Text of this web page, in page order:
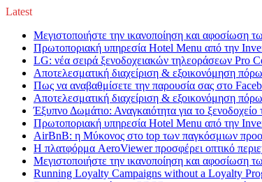
Latest
Μεγιστοποιήστε την ικανοποίηση και αφοσίωση
Πρωτοποριακή υπηρεσία Hotel Menu από την
LG: νέα σειρά ξενοδοχειακών τηλεοράσεων Pro
Αποτελεσματική διαχείριση & εξοικονόμηση
Πως να αναβαθμίσετε την παρουσία σας στο
Αποτελεσματική διαχείριση & εξοικονόμηση
Έξυπνο Δωμάτιο: Αναγκαιότητα για το ξενοδοχείο
Πρωτοποριακή υπηρεσία Hotel Menu από την
AirBnB: η Μύκονος στο top των παγκόσμιων
Η πλατφόρμα AeroViewer προσφέρει οπτικό
Μεγιστοποιήστε την ικανοποίηση και αφοσίωση
Running Loyalty Campaigns without a Loyalty